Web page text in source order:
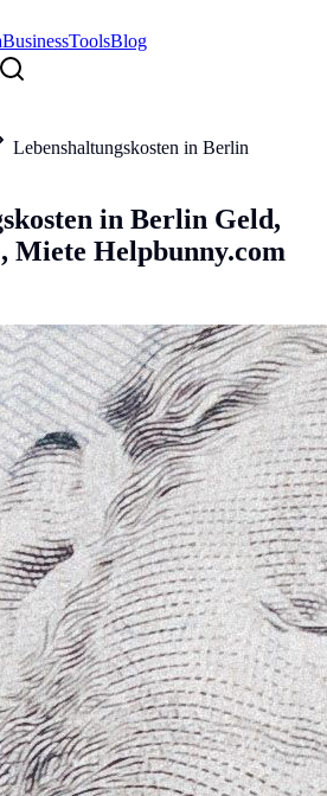
BusinessToolsBlog
Lebenshaltungskosten in Berlin
in Berlin Geld,
Miete Helpbunny.com